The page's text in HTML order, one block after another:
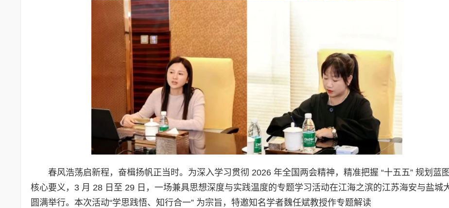
春风浩荡启新程，奋楫扬帆正当时。为深入学习贯彻 2026 年全国两会精神，精准把握 “十五五” 规划蓝
核心要义，3 月 28 日至 29 日，一场兼具思想深度与实践温度的专题学习活动在江海之滨的江苏海安与盐城
圆满举行。本次活动“学思践悟、知行合一” 为宗旨，特邀知名学者魏任斌教授作专题解读